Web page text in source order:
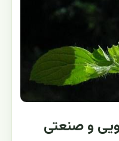
و صنعتی